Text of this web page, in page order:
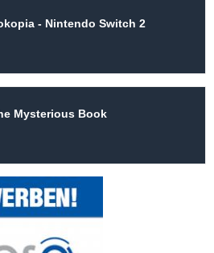
- Nintendo Switch 2
Mysterious Book